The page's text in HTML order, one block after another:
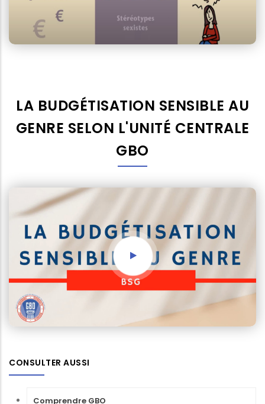
LA BUDGÉTISATION SENSIBLE AU
GENRE SELON L'UNITÉ CENTRALE
GBO
CONSULTER AUSSI
Comprendre GBO